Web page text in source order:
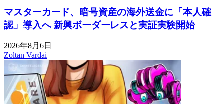
マスターカード、暗号資産の海外送金に「本人確
認」導入へ 新興ボーダーレスと実証実験開始
2026年8月6日
Zoltan Vardai